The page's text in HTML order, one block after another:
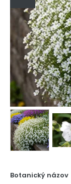
Botanický názov